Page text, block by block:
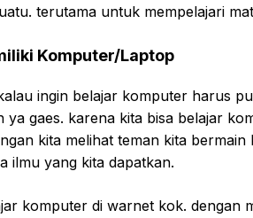
terutama untuk mempelajari
Komputer/Laptop
ingin belajar komputer harus
ya gaes. karena kita bisa belajar
kita melihat teman kita
ilmu yang kita dapatkan.
komputer di warnet kok. dengan